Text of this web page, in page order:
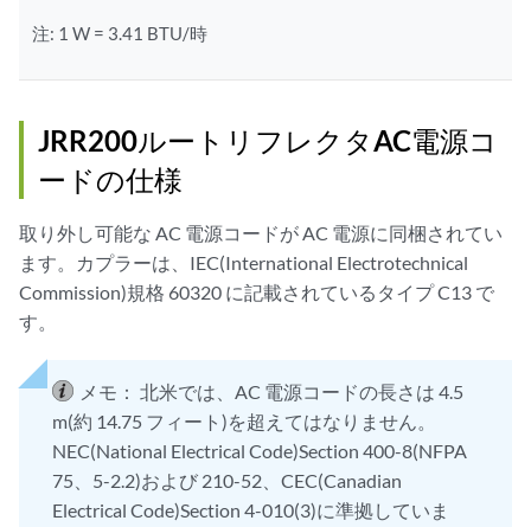
注: 1 W = 3.41 BTU/時
JRR200ルートリフレクタAC電源コ
ードの仕様
取り外し可能な AC 電源コードが AC 電源に同梱されてい
ます。カプラーは、IEC(International Electrotechnical
Commission)規格 60320 に記載されているタイプ C13 で
す。
メモ： 北米では、AC 電源コードの長さは 4.5
m(約 14.75 フィート)を超えてはなりません。
NEC(National Electrical Code)Section 400-8(NFPA
75、5-2.2)および 210-52、CEC(Canadian
Electrical Code)Section 4-010(3)に準拠していま